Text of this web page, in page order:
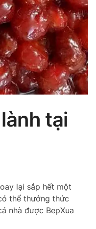
tại
lại sắp hết một
thể thưởng thức
nhà được BepXua